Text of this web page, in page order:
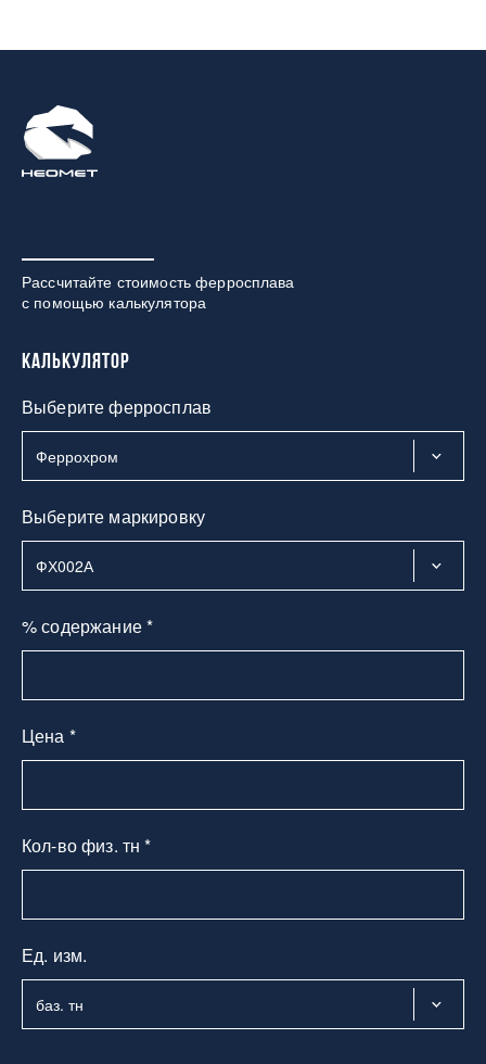
Рассчитайте стоимость ферросплава
с помощью калькулятора
Калькулятор
Выберите ферросплав
Выберите маркировку
% содержание *
Цена *
Кол-во физ. тн *
Ед. изм.